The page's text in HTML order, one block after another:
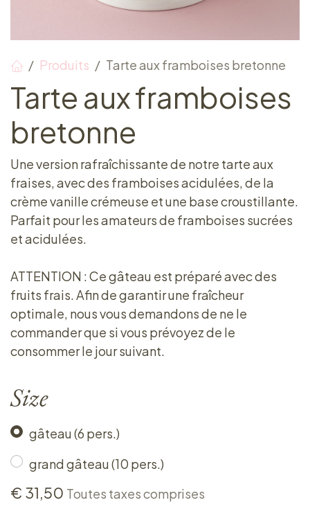
Produits Tarte aux framboises bretonne
Tarte aux framboises
bretonne
Une version rafraîchissante de notre tarte aux
fraises, avec des framboises acidulées, de la
crème vanille crémeuse et une base croustillante.
Parfait pour les amateurs de framboises sucrées
et acidulées.
ATTENTION : Ce gâteau est préparé avec des
fruits frais. Afin de garantir une fraîcheur
optimale, nous vous demandons de ne le
commander que si vous prévoyez de le
consommer le jour suivant.
Size
gâteau (6 pers.)
grand gâteau (10 pers.)
€ 31,50 Toutes taxes comprises